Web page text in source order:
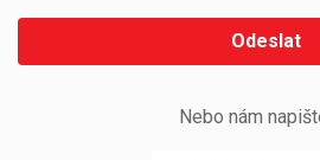
Odeslat
Nebo nám